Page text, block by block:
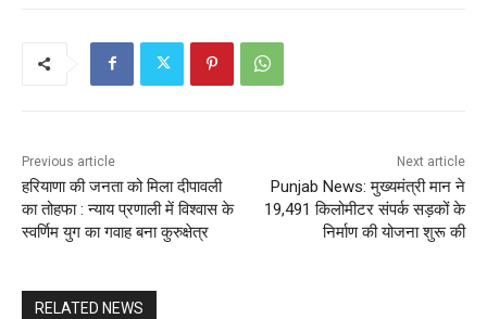
Previous article
हरियाणा की जनता को मिला दीपावली
का तोहफा : न्याय प्रणाली में विश्वास के
स्वर्णिम युग का गवाह बना कुरुक्षेत्र
Next article
Punjab News: मुख्यमंत्री मान ने
19,491 किलोमीटर संपर्क सड़कों के
निर्माण की योजना शुरू की
RELATED NEWS